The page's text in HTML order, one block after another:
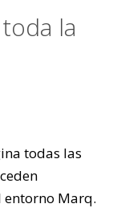
la
todas las
entorno Marq.